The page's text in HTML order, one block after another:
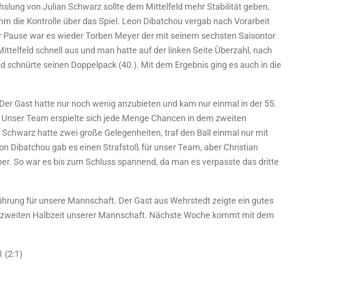
von Julian Schwarz sollte dem Mittelfeld mehr Stabilität geben,
die Kontrolle über das Spiel. Leon Dibatchou vergab nach Vorarbeit
war es wieder Torben Meyer der mit seinem sechsten Saisontor
schnell aus und man hatte auf der linken Seite Überzahl, nach
seinen Doppelpack (40.). Mit dem Ergebnis ging es auch in die
Gast hatte nur noch wenig anzubieten und kam nur einmal in der 55.
Team erspielte sich jede Menge Chancen in dem zweiten
hatte zwei große Gelegenheiten, traf den Ball einmal nur mit
Dibatchou gab es einen Strafstoß für unser Team, aber Christian
So war es bis zum Schluss spannend, da man es verpasste das dritte
für unsere Mannschaft. Der Gast aus Wehrstedt zeigte ein gutes
Halbzeit unserer Mannschaft. Nächste Woche kommt mit dem
(2:1)